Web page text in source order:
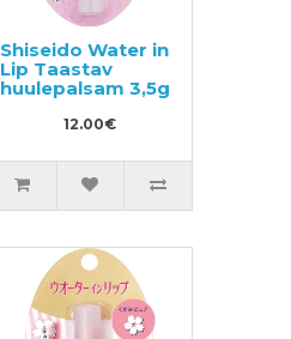
Shiseido Water in
Lip Taastav
huulepalsam 3,5g
12.00€